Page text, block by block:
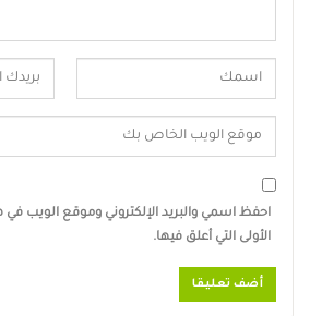
احفظ اسمي والبريد الإلكتروني وموقع الويب في
الأولى التي أعلق فيها.